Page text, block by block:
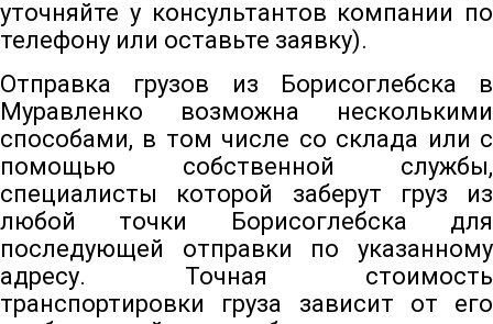
уточняйте у консультантов компании по
телефону или оставьте заявку).
Отправка грузов из Борисоглебска в
Муравленко возможна несколькими
способами, в том числе со склада или с
помощью собственной службы,
специалисты которой заберут груз из
любой точки Борисоглебска для
последующей отправки по указанному
адресу. Точная стоимость
транспортировки груза зависит от его